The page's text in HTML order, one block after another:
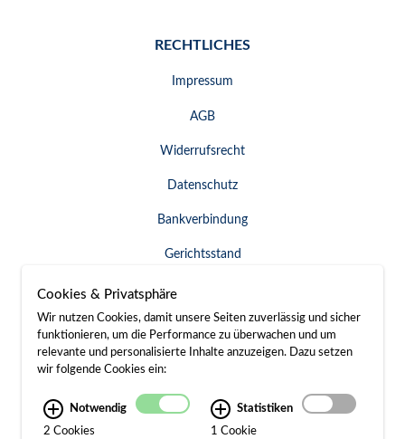
RECHTLICHES
Impressum
AGB
Widerrufsrecht
Datenschutz
Bankverbindung
Gerichtsstand
Widerruf erklären
SERVICE & KONTAKT
Besuch / Anfahrt
Cookies & Privatsphäre
Wir nutzen Cookies, damit unsere Seiten zuverlässig und sicher
funktionieren, um die Performance zu überwachen und um
relevante und personalisierte Inhalte anzuzeigen. Dazu setzen
wir folgende Cookies ein:
Notwendig
2 Cookies
Statistiken
1 Cookie